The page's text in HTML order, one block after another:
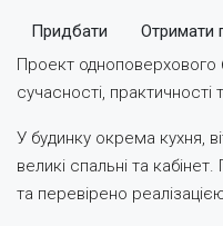
Придбати
Отримати
Проект одноповерхового
сучасності,
У будинку окрема кухня,
великі спальні та
та перевірено